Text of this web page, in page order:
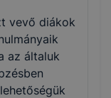
vevő diákok
az általuk